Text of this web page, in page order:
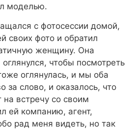
моделью.
с фотосессии домой,
своих фото и обратил
женщину. Она
чтобы посмотреть
оглянулась, и мы оба
за слово, и оказалось, что
на встречу со своим
ей компанию, агент,
рад меня видеть, но так